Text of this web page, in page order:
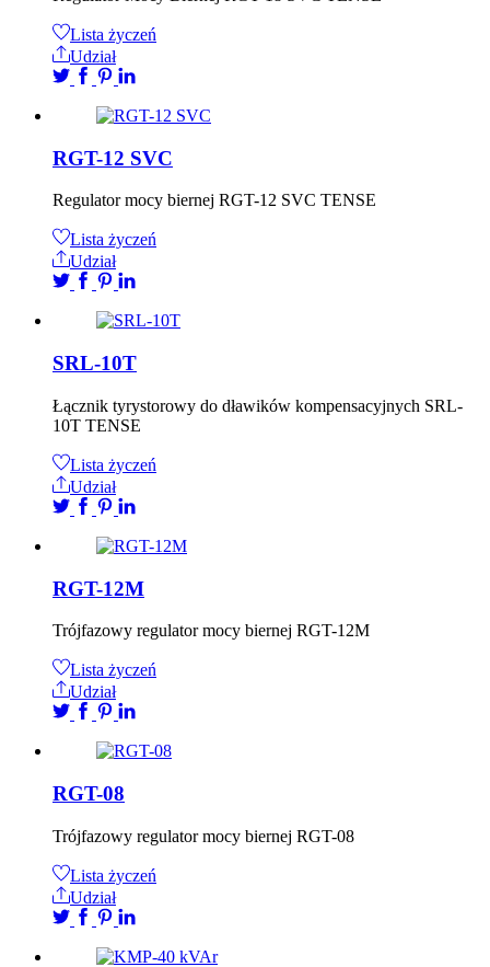
Lista życzeń
Udział
RGT-12 SVC
Regulator mocy biernej RGT-12 SVC TENSE
Lista życzeń
Udział
SRL-10T
Łącznik tyrystorowy do dławików kompensacyjnych SRL-
10T TENSE
Lista życzeń
Udział
RGT-12M
Trójfazowy regulator mocy biernej RGT-12M
Lista życzeń
Udział
RGT-08
Trójfazowy regulator mocy biernej RGT-08
Lista życzeń
Udział